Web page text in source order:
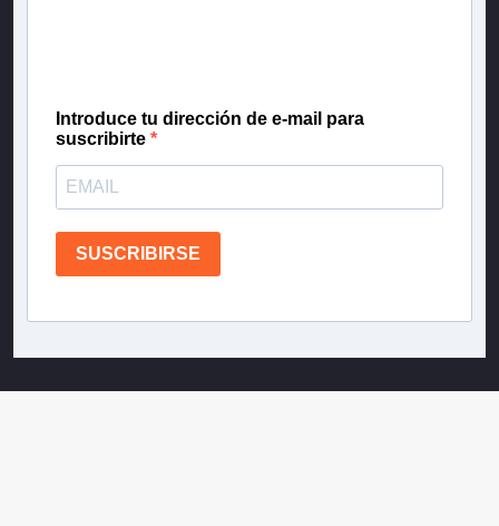
Introduce tu dirección de e-mail para
suscribirte
SUSCRIBIRSE